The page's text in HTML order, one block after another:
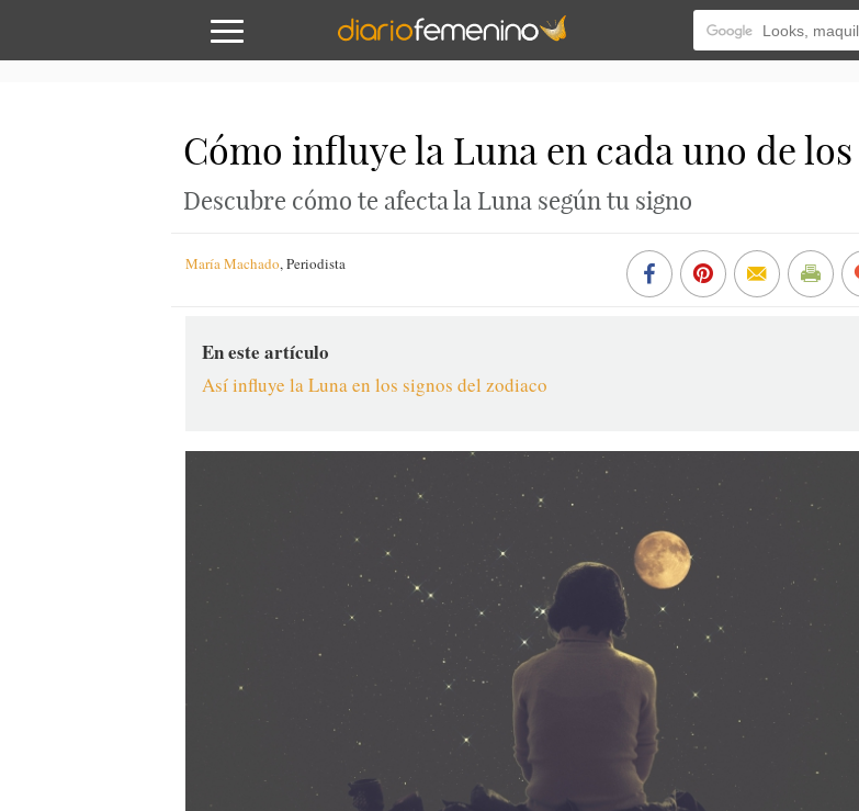
Cómo influye la Luna en cada uno de
Descubre cómo te afecta la Luna según tu signo
María Machado,Periodista
En este artículo
Así influye la Luna en los signos del zodiaco